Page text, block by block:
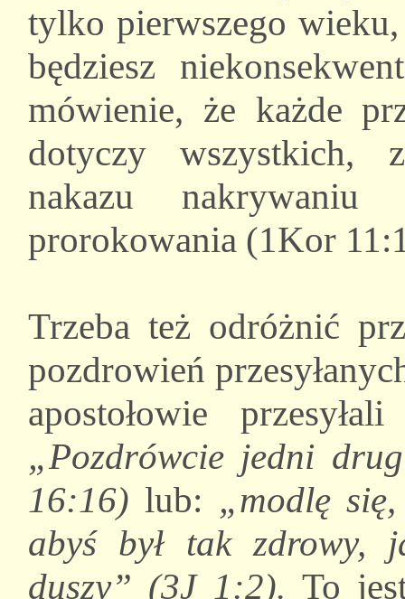
tylko pierwszego
będziesz
mówienie, że każde
dotyczy wszystkich,
nakazu
prorokowania (1Kor
Trzeba też odróżnić
pozdrowień
apostołowie
„Pozdrówcie jedni
16:16) lub: „modlę
abyś był tak zdrowy,
duszy” (3J 1:2). To